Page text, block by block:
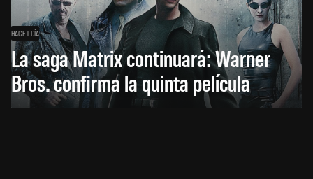
HACE 1 DÍA
La saga Matrix continuará: Warner
Bros. confirma la quinta película